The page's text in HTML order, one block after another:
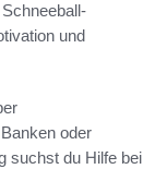
und
oder
suchst du Hilfe bei